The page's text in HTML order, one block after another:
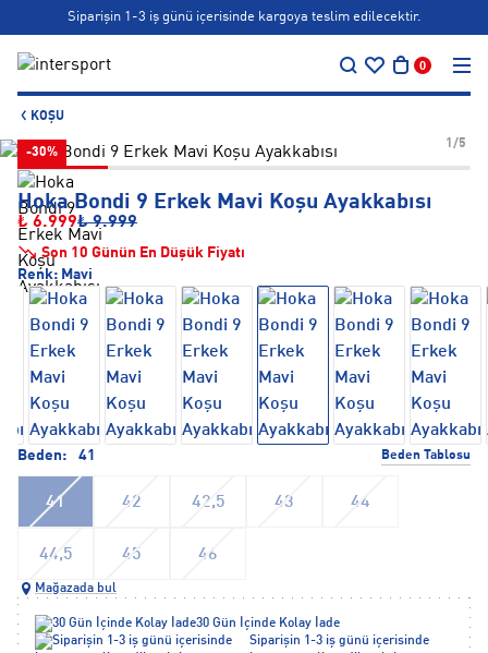
Siparişin 1-3 iş günü içerisinde kargoya teslim edilecektir.
0
KOŞU
-30%
1/5
Hoka Bondi 9 Erkek Mavi Koşu Ayakkabısı
₺ 6.999₺ 9.999
Son 10 Günün En Düşük Fiyatı
Beden: 41 Beden Tablosu
41 42 42,5 43 44
44,5 45 46
Renk: Mavi
Mağazada bul
30 Gün İçinde Kolay İade
Siparişin 1-3 iş günü içerisinde